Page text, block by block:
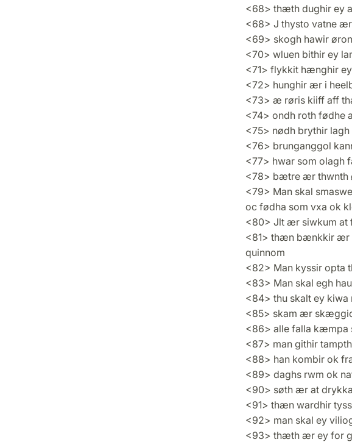
<68> thæth dughir ey
<68> J thysto vatne
<69> skogh hawir
<70> wluen bithir ey
<71> flykkit hænghir
<72> hunghir ær i
<73> æ røris kiiff aff
<74> ondh roth fødhe
<75> nødh brythir lagh
<76> brunganggol
<77> hwar som olagh
<78> bætre ær thwnth
<79> Man skal
oc fødha som vxa ok
<80> Jlt ær siwkum at
<81> thæn bænkkir ær
quinnom
<82> Man kyssir opta
<83> Man skal egh
<84> thu skalt ey
<85> skam ær
<86> alle falla kæmpa
<87> man githir
<88> han kombir ok
<89> daghs rwm ok
<90> søth ær at
<91> thæn wardhir
<92> man skal ey
<93> thæth ær ey for